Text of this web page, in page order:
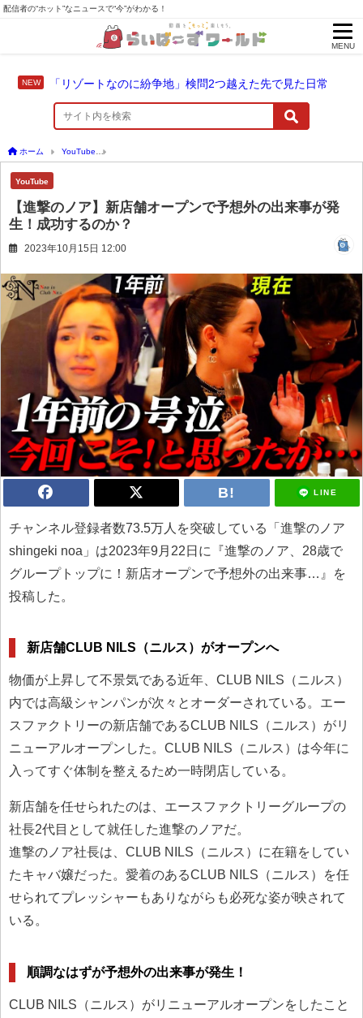
配信者の“ホット”なニュースで“今”がわかる！
MENU
「リゾートなのに紛争地」検問2つ越えた先で見た日常
ホーム YouTube
YouTube
【進撃のノア】新店舗オープンで予想外の出来事が発
生！成功するのか？
2023年10月15日 12:00
LINE
チャンネル登録者数73.5万人を突破している「進撃のノア
shingeki noa」は2023年9月22日に『進撃のノア、28歳で
グループトップに！新店オープンで予想外の出来事…』を
投稿した。
新店舗CLUB NILS（ニルス）がオープンへ
物価が上昇して不景気である近年、CLUB NILS（ニルス）
内では高級シャンパンが次々とオーダーされている。エー
スファクトリーの新店舗であるCLUB NILS（ニルス）がリ
ニューアルオープンした。CLUB NILS（ニルス）は今年に
入ってすぐ体制を整えるため一時閉店している。
新店舗を任せられたのは、エースファクトリーグループの
社長2代目として就任した進撃のノアだ。
進撃のノア社長は、CLUB NILS（ニルス）に在籍をしてい
たキャバ嬢だった。愛着のあるCLUB NILS（ニルス）を任
せられてプレッシャーもありながらも必死な姿が映されて
いる。
順調なはずが予想外の出来事が発生！
CLUB NILS（ニルス）がリニューアルオープンをしたこと